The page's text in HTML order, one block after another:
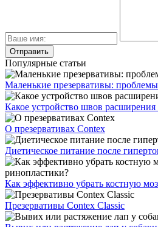
Популярные статьи
Маленькие презервативы:
Какое устройство швов
О презервативах Contex
Диетическое питание после
Как эффективно убрать костную
Презервативы Contex Classic